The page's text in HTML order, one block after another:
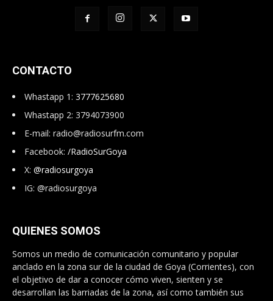
CONTACTO
Whastapp 1: 3777625680
Whastapp 2: 3794073900
E-mail: radio@radiosurfm.com
Facebook: /RadioSurGoya
X: @radiosurgoya
IG: @radiosurgoya
QUIENES SOMOS
Somos un medio de comunicación comunitario y popular
anclado en la zona sur de la ciudad de Goya (Corrientes), con
el objetivo de dar a conocer cómo viven, sienten y se
desarrollan las barriadas de la zona, así como también sus